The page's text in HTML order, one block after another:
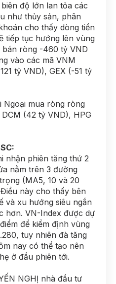
độ lớn lan tỏa các
như thủy sản, phân
cho thấy dòng tiền
tiếp tục hướng lên vùng
bán ròng -460 tỷ VND
vào các mã VNM
tỷ VND), GEX (-51 tỷ
Ngoại mua ròng ròng
(42 tỷ VND), HPG
nhận phiên tăng thứ 2
nằm trên 3 đường
(MA5, 10 và 20
này cho thấy bên
và xu hướng siêu ngắn
hơn. VN-Index được dự
để kiểm định vùng
tuy nhiên đà tăng
nay có thể tạo nên
ở đầu phiên tới.
NGHỊ nhà đầu tư